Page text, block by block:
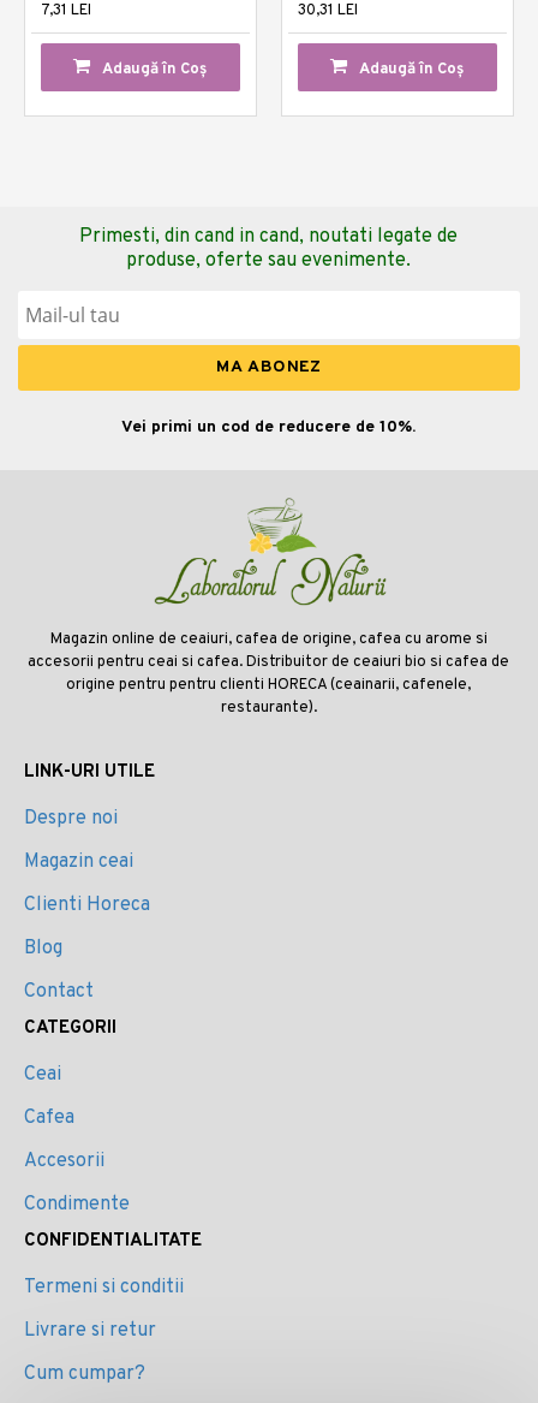
7,31 LEI
Adaugă în Coş
30,31 LEI
Adaugă în Coş
Primesti, din cand in cand, noutati legate de
produse, oferte sau evenimente.
Vei primi un cod de reducere de 10%.
Magazin online de ceaiuri, cafea de origine, cafea cu arome si
accesorii pentru ceai si cafea. Distribuitor de ceaiuri bio si cafea de
origine pentru pentru clienti HORECA (ceainarii, cafenele,
restaurante).
LINK-URI UTILE
Despre noi
Magazin ceai
Clienti Horeca
Blog
Contact
CATEGORII
Ceai
Cafea
Accesorii
Condimente
CONFIDENTIALITATE
Termeni si conditii
Livrare si retur
Cum cumpar?